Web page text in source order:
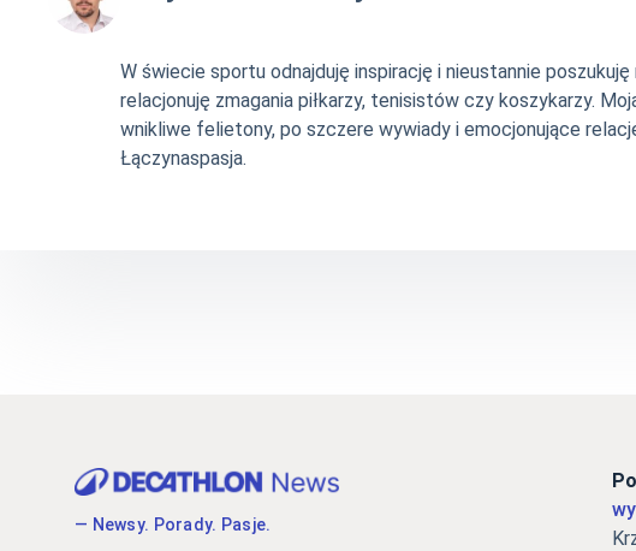
W świecie sportu odnajduję inspirację i nieustannie
relacjonuję zmagania piłkarzy, tenisistów czy koszykarzy.
wnikliwe felietony, po szczere wywiady i emocjonujące
Łączynaspasja.
— Newsy. Porady. Pasje.